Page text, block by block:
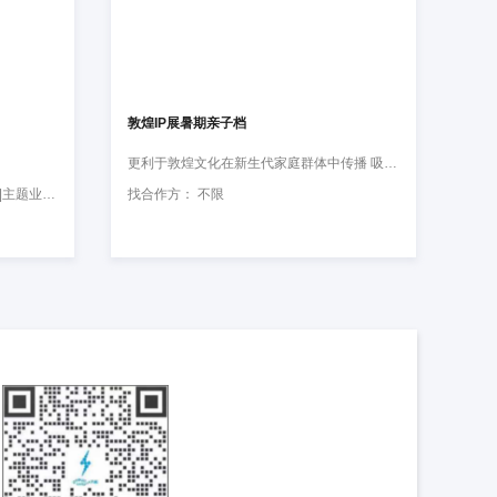
找合作方： 互联网 |快消 |服装 |游戏 |主题业态 |生活百货 |婴童产品 |不限 |
敦煌IP展暑期亲子档
更利于敦煌文化在新生代家庭群体中传播 吸引小朋友目光、兴趣
找合作方： 不限